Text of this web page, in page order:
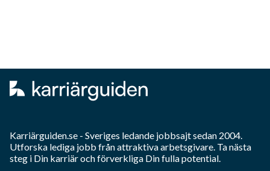
Karriärguiden.se - Sveriges ledande jobbsajt sedan 2004.
Utforska lediga jobb från attraktiva arbetsgivare. Ta nästa
steg i Din karriär och förverkliga Din fulla potential.